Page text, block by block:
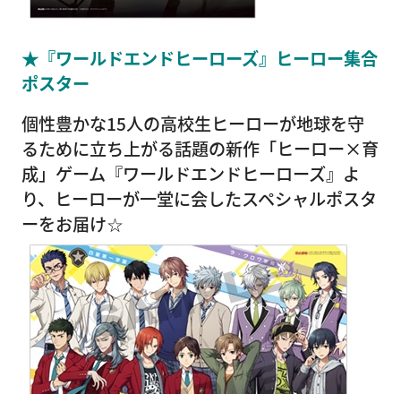
★『ワールドエンドヒーローズ』ヒーロー集合
ポスター
個性豊かな15人の高校生ヒーローが地球を守
るために立ち上がる話題の新作「ヒーロー×育
成」ゲーム『ワールドエンドヒーローズ』よ
り、ヒーローが一堂に会したスペシャルポスタ
ーをお届け☆